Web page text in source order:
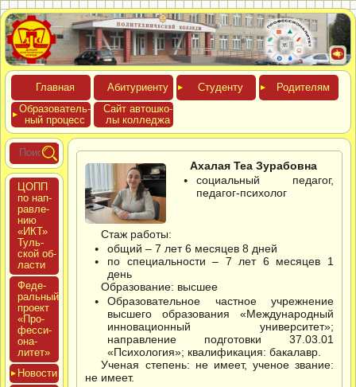
Глав­ная Аби­тури­ен­ту Сту­ден­ту
Роди­телям
Обра­зова­тель­
ный про­цесс
Сайт ав­тошко­
лы кол­леджа
ЦОПП
по нап­
равле­
нию
«ИКТ»
Туль­
ской об­
ласти
Феде­
раль­ный
про­ект
«Про­
фес­си­
она­
литет»
Новос­ти
Ахалая Теа Зурабовна
социальный педагог,
педагог-психолог
Стаж работы:
общий – 7 лет 6 месяцев 8 дней
по специальности – 7 лет 6 месяцев 1
день
Образование: высшее
Образовательное частное учрежнение
высшего образования «Международный
инновационный университет»;
направление подготовки 37.03.01
«Психология»; квалификация: бакалавр.
Ученая степень: не имеет, ученое звание:
не имеет.